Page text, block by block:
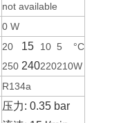
not available
0 W
20 15 10 5
°C
250 240220210W
R134a
压力: 0.35 bar